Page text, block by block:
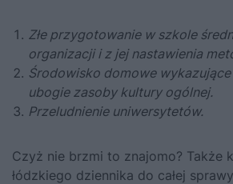
Złe przygotowanie w szkole
organizacji i z jej nastawienia
Środowisko domowe wykazujące
ubogie zasoby kultury ogólnej.
Przeludnienie uniwersytetów.
Czyż nie brzmi to znajomo? Także
łódzkiego dziennika do całej